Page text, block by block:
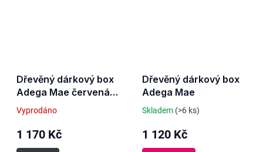
Dřevěný dárkový box
Adega Mae červená
vína
Vyprodáno
1 170 Kč
Dřevěný dárkový box
Adega Mae
Skladem (>6 ks)
1 120 Kč